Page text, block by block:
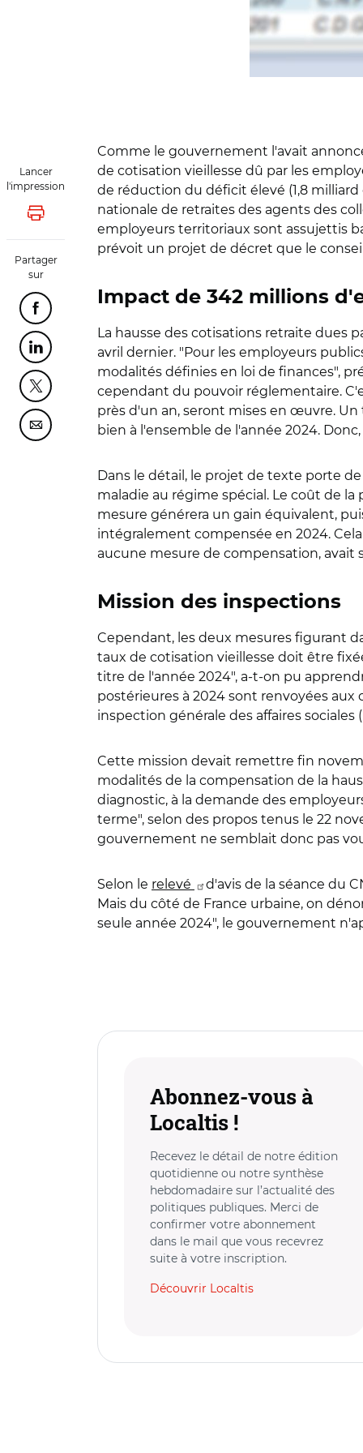
Lancer
l'impression
Lancer l'impression
Partager
sur
Partager cette page sur Facebook
Partager cette page sur Linkedin
Partager cette page sur Twitter
Partager cette page sur Courriel
Comme le gouvernement l'avait
de cotisation vieillesse dû par les
de réduction du déficit élevé (1,8
nationale de retraites des agents des
employeurs territoriaux sont assujettis
prévoit un projet de décret que le
Impact de 342 millions
La hausse des cotisations retraite dues
avril dernier. "Pour les employeurs
modalités définies en loi de finances",
cependant du pouvoir réglementaire.
près d'un an, seront mises en œuvre.
bien à l'ensemble de l'année 2024.
Dans le détail, le projet de texte porte de
maladie au régime spécial. Le coût de
mesure générera un gain équivalent,
intégralement compensée en 2024.
aucune mesure de compensation, avait
Mission des inspections
Cependant, les deux mesures figurant
taux de cotisation vieillesse doit être
titre de l'année 2024", a-t-on pu
postérieures à 2024 sont renvoyées aux
inspection générale des affaires
Cette mission devait remettre fin
modalités de la compensation de la
diagnostic, à la demande des
terme", selon des propos tenus le 22
gouvernement ne semblait donc pas
Selon le relevé
d'avis de la séance du
Mais du côté de France urbaine, on
seule année 2024", le gouvernement
Abonnez-vous à
Localtis !
Recevez le détail de notre édition
quotidienne ou notre synthèse
hebdomadaire sur l’actualité des
politiques publiques. Merci de
confirmer votre abonnement
dans le mail que vous recevrez
suite à votre inscription.
Découvrir Localtis